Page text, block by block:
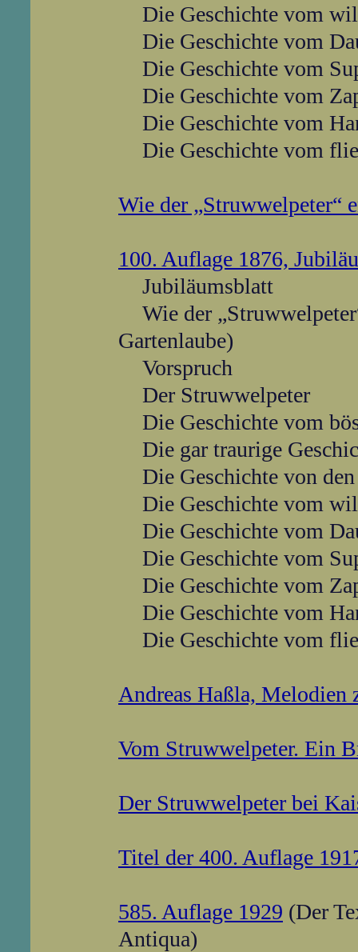
Die Geschichte vom
Die Geschichte vom
Die Geschichte vom
Die Geschichte vom
Die Geschichte vom
Die Geschichte vom
Wie der „Struwwelpeter“
100. Auflage 1876,
Jubiläumsblatt
Wie der
Gartenlaube)
Vorspruch
Der Struwwelpeter
Die Geschichte vom
Die gar traurige
Die Geschichte von
Die Geschichte vom
Die Geschichte vom
Die Geschichte vom
Die Geschichte vom
Die Geschichte vom
Die Geschichte vom
Andreas Haßla,
Vom Struwwelpeter. Ein
Der Struwwelpeter bei
Titel der 400. Auflage
585. Auflage 1929 (Der
Antiqua)